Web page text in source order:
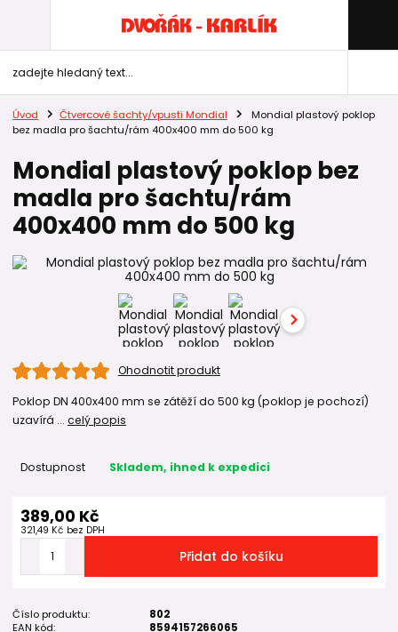
Úvod Čtvercové šachty/vpusti Mondial
Mondial plastový poklop
bez madla pro šachtu/rám 400x400 mm do 500 kg
Mondial plastový poklop bez
madla pro šachtu/rám
400x400 mm do 500 kg
Ohodnotit produkt
Poklop DN 400x400 mm se zátěží do 500 kg (poklop je pochozí)
uzavírá ... celý popis
Dostupnost Skladem, ihned k expedici
389,00 Kč
321,49 Kč bez DPH
Přidat do košíku
Číslo produktu:
802
EAN kód:
8594157266065